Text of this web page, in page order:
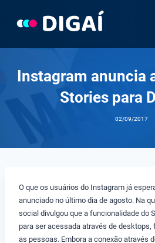
Instagram anuncia
Stories para
02/09/2017
O que os usuários do Instagram já
anunciado no último dia de agosto. Na
social divulgou que a funcionalidade do
para ser acessada através de desktops,
as pessoas. Embora a conexão através